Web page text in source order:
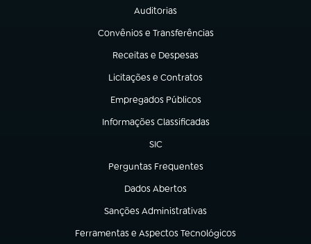
Auditorias
(abre em nova aba)
Convênios e Transferências
(abre em nova aba)
Receitas e Despesas
(abre em nova aba)
Licitações e Contratos
(abre em nova aba)
Empregados Públicos
(abre em nova aba)
Informações Classificadas
(abre em nova aba)
SIC
(abre em nova aba)
Perguntas Frequentes
(abre em nova aba)
Dados Abertos
(abre em nova aba)
Sanções Administrativas
(abre em nova aba)
Ferramentas e Aspectos Tecnológicos
(abre em nova aba)